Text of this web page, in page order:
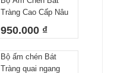
Tràng Cao Cấp Nâu
Chóp Vẽ Thuận
Dung Tích 400ml
950.000 ₫
Bộ ấm chén Bát
Tràng quai ngang